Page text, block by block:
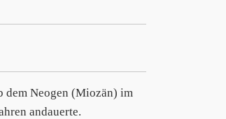
dem Neogen (Miozän) im
andauerte.